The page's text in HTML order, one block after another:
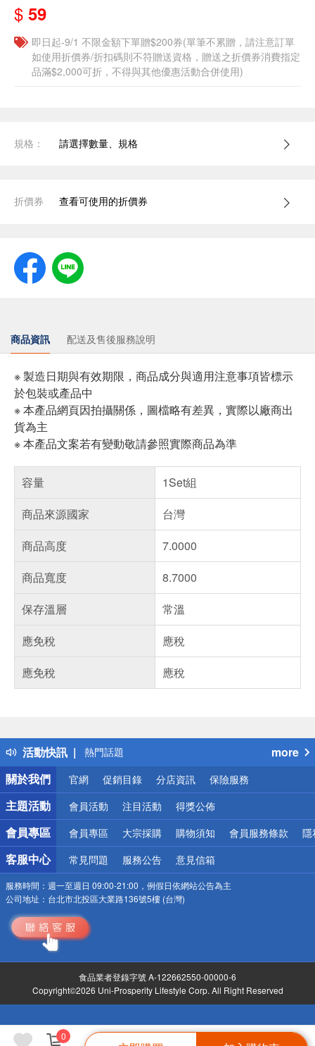
$ 59
即日起-9/1 不限金額下單贈$200券(單筆不累贈，請注意訂單
如使用折價券/折扣碼則不符贈送資格，贈送之折價券消費指定
品滿$2,000可折，不得與其他優惠活動合併使用)
0
規格： 請選擇數量、規格
折價券 查看可使用的折價券
商品資訊 配送及售後服務說明
※ 製造日期與有效期限，商品成分與適用注意事項皆標示
於包裝或產品中
※ 本產品網頁因拍攝關係，圖檔略有差異，實際以廠商出
貨為主
※ 本產品文案若有變動敬請參照實際商品為準
容量
1Set組
商品來源國家
台灣
商品高度
7.0000
商品寬度
8.7000
保存溫層
常溫
應免稅
應稅
應免稅
應稅
活動快訊
得獎公告
熱門話題
銀行優惠
偏遠地區配送
詐騙網頁！請小心！
more
關於我們
官網 促銷目錄 分店資訊 保險服務
主題活動 會員活動 注目活動 得獎公佈
會員專區 會員專區 大宗採購 購物須知 會員服務條款 隱
客服中心 常見問題 服務公告 意見信箱
服務時間： 週一至週日 09:00-21:00，例假日依網站公告為主
公司地址： 台北市北投區大業路136號5樓 (台灣)
食品業者登錄字號 A-122662550-00000-6
Copyright©2026 Uni-Prosperity Lifestyle Corp. All Right Reserved